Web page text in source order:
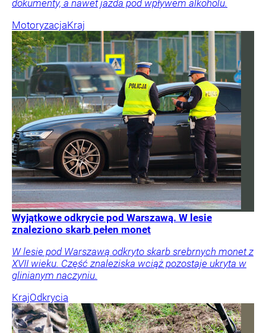
dokumenty, a nawet jazda pod wpływem alkoholu.
MotoryzacjaKraj
Wyjątkowe odkrycie pod Warszawą. W lesie
znaleziono skarb pełen monet
W lesie pod Warszawą odkryto skarb srebrnych monet z
XVII wieku. Część znaleziska wciąż pozostaje ukryta w
glinianym naczyniu.
KrajOdkrycia